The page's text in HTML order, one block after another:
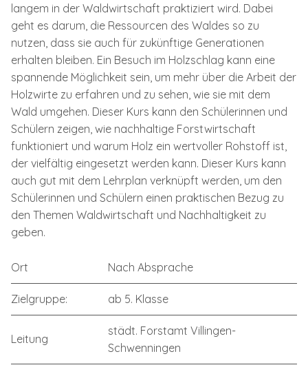
langem in der Waldwirtschaft praktiziert wird. Dabei
geht es darum, die Ressourcen des Waldes so zu
nutzen, dass sie auch für zukünftige Generationen
erhalten bleiben. Ein Besuch im Holzschlag kann eine
spannende Möglichkeit sein, um mehr über die Arbeit der
Holzwirte zu erfahren und zu sehen, wie sie mit dem
Wald umgehen. Dieser Kurs kann den Schülerinnen und
Schülern zeigen, wie nachhaltige Forstwirtschaft
funktioniert und warum Holz ein wertvoller Rohstoff ist,
der vielfältig eingesetzt werden kann. Dieser Kurs kann
auch gut mit dem Lehrplan verknüpft werden, um den
Schülerinnen und Schülern einen praktischen Bezug zu
den Themen Waldwirtschaft und Nachhaltigkeit zu
geben.
Ort Nach Absprache
Zielgruppe: ab 5. Klasse
Leitung
städt. Forstamt Villingen-
Schwenningen